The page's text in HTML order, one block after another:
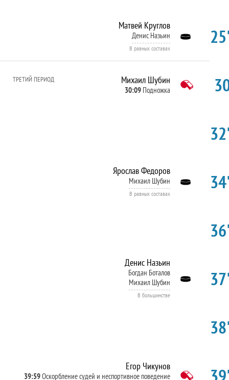
Матвей Круглов
Денис Назьин
В равных составах
ТРЕТИЙ ПЕРИОД Михаил Шубин
30:09 Подножка
Ярослав Федоров
Михаил Шубин
В равных составах
Денис Назьин
Богдан Боталов
Михаил Шубин
В большинстве
Егор Чикунов
39:59Оскорбление судей и неспортивное поведение